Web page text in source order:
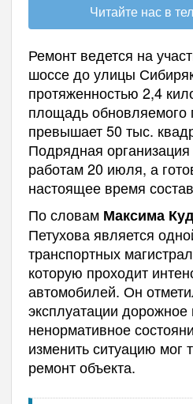
Читайте нас в
Ремонт ведется на
шоссе до улицы
протяженностью 2,4
площадь обновляемого
превышает 50 тыс.
Подрядная
работам 20 июля, а
настоящее время
По словам Максима
Петухова является
транспортных
которую проходит
автомобилей. Он
эксплуатации
ненормативное
изменить ситуацию мог
ремонт объекта.